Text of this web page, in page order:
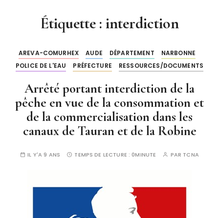
Étiquette : interdiction
AREVA-COMURHEX AUDE DÉPARTEMENT
NARBONNE
POLICE DE L'EAU
PRÉFECTURE RESSOURCES/DOCUMENTS
Arrêté portant interdiction de la
pêche en vue de la consommation et
de la commercialisation dans les
canaux de Tauran et de la Robine
IL Y'A 9 ANS TEMPS DE LECTURE : 0MINUTE PAR TCNA